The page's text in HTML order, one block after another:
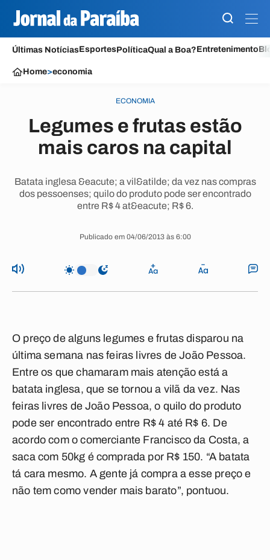
Últimas NotíciasEsportesPolíticaQual a Boa?Entretenimento
Home>economia
ECONOMIA
Legumes e frutas estão
mais caros na capital
Batata inglesa &eacute; a vil&atilde; da vez nas compras
dos pessoenses; quilo do produto pode ser encontrado
entre R$ 4 at&eacute; R$ 6.
Publicado em 04/06/2013 às 6:00
O preço de alguns legumes e frutas disparou na
última semana nas feiras livres de João Pessoa.
Entre os que chamaram mais atenção está a
batata inglesa, que se tornou a vilã da vez. Nas
feiras livres de João Pessoa, o quilo do produto
pode ser encontrado entre R$ 4 até R$ 6. De
acordo com o comerciante Francisco da Costa, a
saca com 50kg é comprada por R$ 150. “A batata
tá cara mesmo. A gente já compra a esse preço e
não tem como vender mais barato”, pontuou.